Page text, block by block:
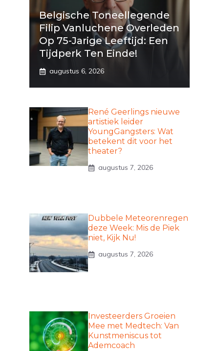
Belgische Toneellegende
Filip Vanluchene Overleden
Op 75-Jarige Leeftijd: Een
Tijdperk Ten Einde!
augustus 6, 2026
René Geerlings nieuwe
artistiek leider
YoungGangsters: Wat
betekent dit voor het
theater?
augustus 7, 2026
Dubbele Meteorenregen
deze Week: Mis de Piek
niet, Kijk Nu!
augustus 7, 2026
Investeerders Groeien
Mee met Medtech: Van
Kunstmeniscus tot
Ademcoach